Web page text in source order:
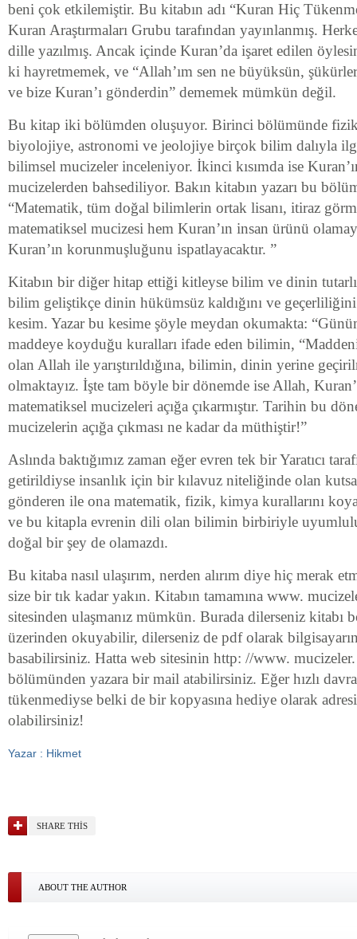
beni çok etkilemiştir. Bu kitabın adı “Kuran Hiç
Kuran Araştırmaları Grubu tarafından yayınlanmış.
dille yazılmış. Ancak içinde Kuran’da işaret edilen
ki hayretmemek, ve “Allah’ım sen ne büyüksün,
ve bize Kuran’ı gönderdin” dememek mümkün değil.
Bu kitap iki bölümden oluşuyor. Birinci bölümünde
biyolojiye, astronomi ve jeolojiye birçok bilim dalıyla
bilimsel mucizeler inceleniyor. İkinci kısımda ise
mucizelerden bahsediliyor. Bakın kitabın yazarı bu
“Matematik, tüm doğal bilimlerin ortak lisanı, itiraz
matematiksel mucizesi hem Kuran’ın insan ürünü
Kuran’ın korunmuşluğunu ispatlayacaktır. ”
Kitabın bir diğer hitap ettiği kitleyse bilim ve dinin tutarlı
bilim geliştikçe dinin hükümsüz kaldığını ve
kesim. Yazar bu kesime şöyle meydan okumakta:
maddeye koyduğu kuralları ifade eden bilimin,
olan Allah ile yarıştırıldığına, bilimin, dinin yerine
olmaktayız. İşte tam böyle bir dönemde ise Allah,
matematiksel mucizeleri açığa çıkarmıştır. Tarihin bu
mucizelerin açığa çıkması ne kadar da müthiştir!”
Aslında baktığımız zaman eğer evren tek bir Yaratıcı
getirildiyse insanlık için bir kılavuz niteliğinde olan
gönderen ile ona matematik, fizik, kimya kurallarını
ve bu kitapla evrenin dili olan bilimin birbiriyle
doğal bir şey de olamazdı.
Bu kitaba nasıl ulaşırım, nerden alırım diye hiç merak
size bir tık kadar yakın. Kitabın tamamına www.
sitesinden ulaşmanız mümkün. Burada dilerseniz kitabı
üzerinden okuyabilir, dilerseniz de pdf olarak
basabilirsiniz. Hatta web sitesinin http: //www.
bölümünden yazara bir mail atabilirsiniz. Eğer hızlı
tükenmediyse belki de bir kopyasına hediye olarak
olabilirsiniz!
Yazar : Hikmet
SHARE THIS
ABOUT THE AUTHOR